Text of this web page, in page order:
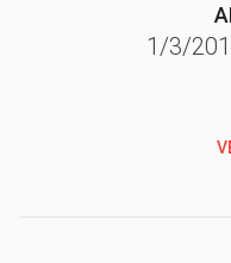
1/3/